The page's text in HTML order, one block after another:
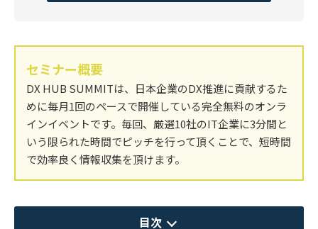
セミナー概要
DX HUB SUMMITは、日本企業のDX推進に貢献するた
めに毎月1回のペースで開催している完全無料のオンラ
インイベントです。毎回、厳選10社のIT企業に3分間と
いう限られた時間でピッチを行って頂くことで、短時間
で効率良く情報収集を頂けます。
目次